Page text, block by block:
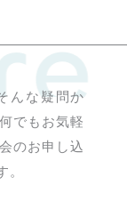
んな疑問か
でもお気軽
のお申し込